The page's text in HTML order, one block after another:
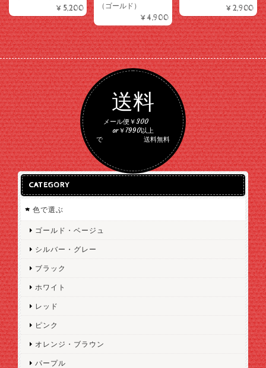
¥5,200
（ゴールド）
¥4,900
¥2,900
送料
メール便￥300
or￥7990以上
で 送料無料
CATEGORY
色で選ぶ
ゴールド・ベージュ
シルバー・グレー
ブラック
ホワイト
レッド
ピンク
オレンジ・ブラウン
パープル